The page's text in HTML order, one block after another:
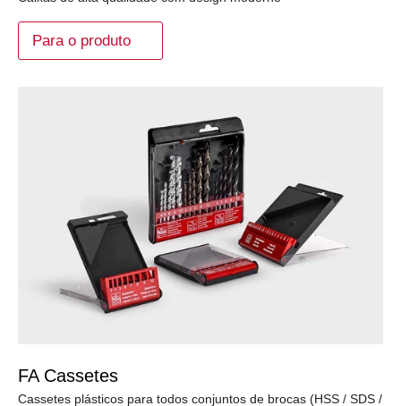
Para o produto
FA Cassetes
Cassetes plásticos para todos conjuntos de brocas (HSS / SDS /